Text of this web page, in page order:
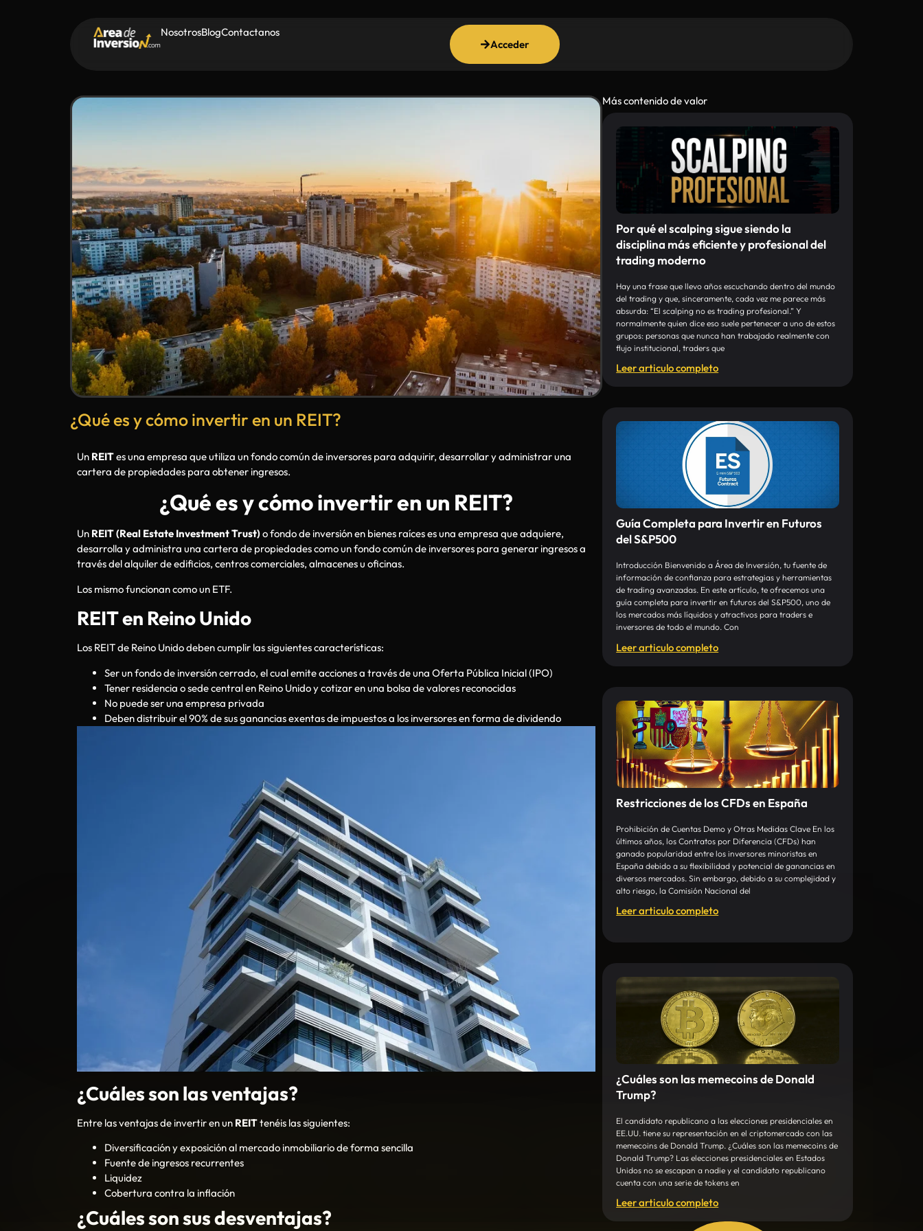
NosotrosBlogContactanos
Acceder
¿Qué es y cómo invertir en un REIT?
Un REITes una empresa que utiliza un fondo común de inversores para adquirir, desarrollar y administrar una
cartera de propiedades para obtener ingresos.
¿Qué es y cómo invertir en un REIT?
Un REIT (Real Estate Investment Trust)o fondo de inversión en bienes raíces es una empresa que adquiere,
desarrolla y administra una cartera de propiedades como un fondo común de inversores para generar ingresos a
través del alquiler de edificios, centros comerciales, almacenes u oficinas.
Los mismo funcionan como un ETF.
REIT en Reino Unido
Los REIT de Reino Unido deben cumplir las siguientes características:
Ser un fondo de inversión cerrado, el cual emite acciones a través de una Oferta Pública Inicial (IPO)
Tener residencia o sede central en Reino Unido y cotizar en una bolsa de valores reconocidas
No puede ser una empresa privada
Deben distribuir el 90% de sus ganancias exentas de impuestos a los inversores en forma de dividendo
¿Cuáles son las ventajas?
Entre las ventajas de invertir en un REITtenéis las siguientes:
Diversificación y exposición al mercado inmobiliario de forma sencilla
Fuente de ingresos recurrentes
Liquidez
Cobertura contra la inflación
¿Cuáles son sus desventajas?
Más contenido de valor
Por qué el scalping sigue siendo la
disciplina más eficiente y profesional del
trading moderno
Hay una frase que llevo años escuchando dentro del mundo
del trading y que, sinceramente, cada vez me parece más
absurda: “El scalping no es trading profesional.” Y
normalmente quien dice eso suele pertenecer a uno de estos
grupos: personas que nunca han trabajado realmente con
flujo institucional, traders que
Leer articulo completo
Guía Completa para Invertir en Futuros
del S&P500
Introducción Bienvenido a Área de Inversión, tu fuente de
información de confianza para estrategias y herramientas
de trading avanzadas. En este artículo, te ofrecemos una
guía completa para invertir en futuros del S&P500, uno de
los mercados más líquidos y atractivos para traders e
inversores de todo el mundo. Con
Leer articulo completo
Restricciones de los CFDs en España
Prohibición de Cuentas Demo y Otras Medidas Clave En los
últimos años, los Contratos por Diferencia (CFDs) han
ganado popularidad entre los inversores minoristas en
España debido a su flexibilidad y potencial de ganancias en
diversos mercados. Sin embargo, debido a su complejidad y
alto riesgo, la Comisión Nacional del
Leer articulo completo
¿Cuáles son las memecoins de Donald
Trump?
El candidato republicano a las elecciones presidenciales en
EE.UU. tiene su representación en el criptomercado con las
memecoins de Donald Trump. ¿Cuáles son las memecoins de
Donald Trump? Las elecciones presidenciales en Estados
Unidos no se escapan a nadie y el candidato republicano
cuenta con una serie de tokens en
Leer articulo completo